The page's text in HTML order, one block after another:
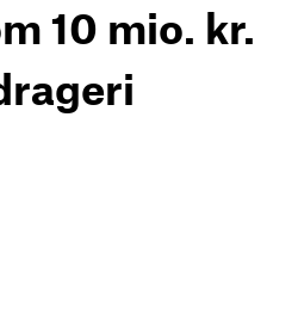
10 mio. kr.